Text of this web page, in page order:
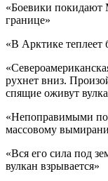
«Боевики покидают
границе»
«В Арктике теплеет
рухнет вниз.
спящие оживут
«Непоправимыми
массовому
«Вся его сила под
вулкан взрывается»